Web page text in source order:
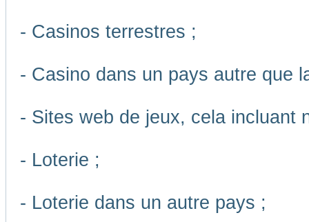
- Casinos terrestres ;
- Casino dans un pays autre que
- Sites web de jeux, cela incluant
- Loterie ;
- Loterie dans un autre pays ;